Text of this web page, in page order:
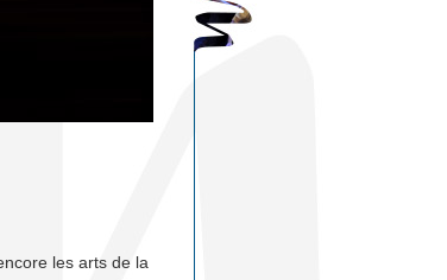
les arts de la